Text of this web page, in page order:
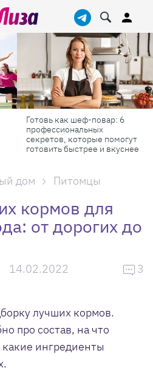
повар: 6
помогут
и вкуснее
Масштабные
самые красивые
России в августе
дом Питомцы
кормов для
от дорогих до
14.02.2022 3
лучших кормов.
про состав, на что
ингредиенты